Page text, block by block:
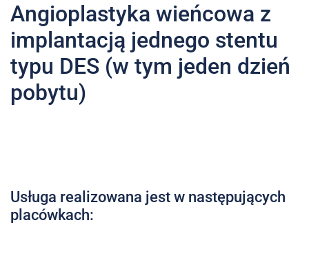
AHP
Media
Nas
Kariera
801
502
Angioplastyka wieńcowa z
implantacją jednego stentu
typu DES (w tym jeden dzień
pobytu)
Usługa realizowana jest w następujących
placówkach: